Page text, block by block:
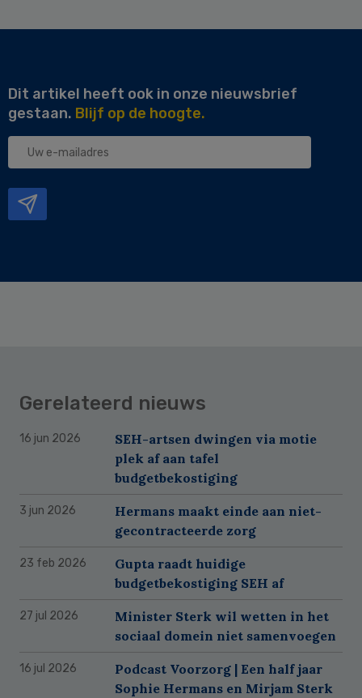
Dit artikel heeft ook in onze nieuwsbrief
gestaan. Blijf op de hoogte.
Uw
Gerelateerd nieuws
16 jun 2026
SEH-artsen dwingen via motie
plek af aan tafel
budgetbekostiging
3 jun 2026
Hermans maakt einde aan niet-
gecontracteerde zorg
23 feb 2026
Gupta raadt huidige
budgetbekostiging SEH af
27 jul 2026
Minister Sterk wil wetten in het
sociaal domein niet samenvoegen
16 jul 2026
Podcast Voorzorg | Een half jaar
Sophie Hermans en Mirjam Sterk